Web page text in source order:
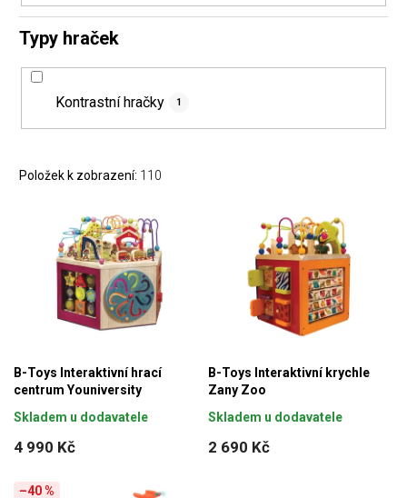
Typy hraček
Kontrastní hračky 1
Položek k zobrazení: 110
B-Toys Interaktivní hrací
centrum Youniversity
4 990 Kč
Skladem u dodavatele
B-Toys Interaktivní krychle
Zany Zoo
2 690 Kč
Skladem u dodavatele
–40 %